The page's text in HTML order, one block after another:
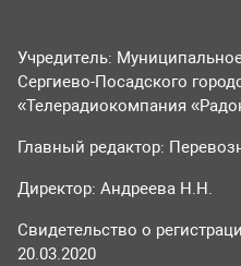
Учредитель:
Сергиево-Посадского
«Телерадиокомпания
Главный редактор:
Директор: Андреева Н.Н.
Свидетельство о
20.03.2020